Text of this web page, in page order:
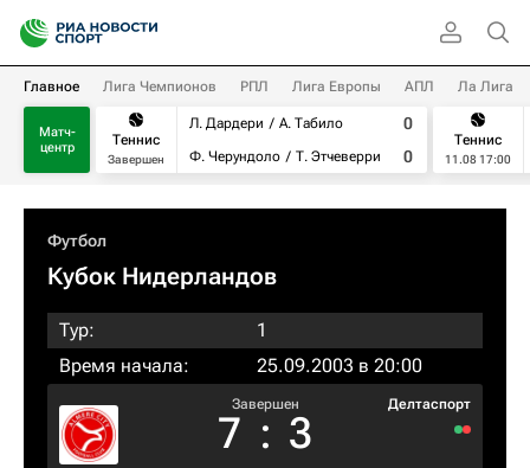
Главное Лига Чемпионов РПЛ Лига Европы АПЛ Ла Лига
Матч-
центр
Теннис
Завершен
Л. Дардери
А. Табило
Ф. Черундоло
Т. Этчеверри
0
0
Теннис
11.08 17:00
Футбол
Кубок Нидерландов
Тур:
1
Время начала:
25.09.2003 в 20:00
Завершен
7 : 3
Делтаспорт